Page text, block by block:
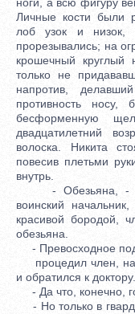
Личные кости были
лоб узок и низок,
прорезывались; на
крошечный
только не
напротив,
противность
бесформенную
двадцатилетний
волоска. Никита
повесив плетьми
внутрь.
- Обезьяна, -
воинский
красивой бородой,
обезьяна.
- Превосходное
процедил член, на
и обратился к доктору.
- Да что, конечно,
- Но только в